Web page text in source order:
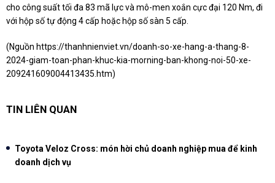
cho công suất tối đa 83 mã lực và mô-men xoắn cực đại 120 Nm, đi
với hộp số tự động 4 cấp hoặc hộp số sàn 5 cấp.
(Nguồn https://thanhnienviet.vn/doanh-so-xe-hang-a-thang-8-
2024-giam-toan-phan-khuc-kia-morning-ban-khong-noi-50-xe-
209241609004413435.htm)
TIN LIÊN QUAN
Toyota Veloz Cross: món hời chủ doanh nghiệp mua để kinh
doanh dịch vụ